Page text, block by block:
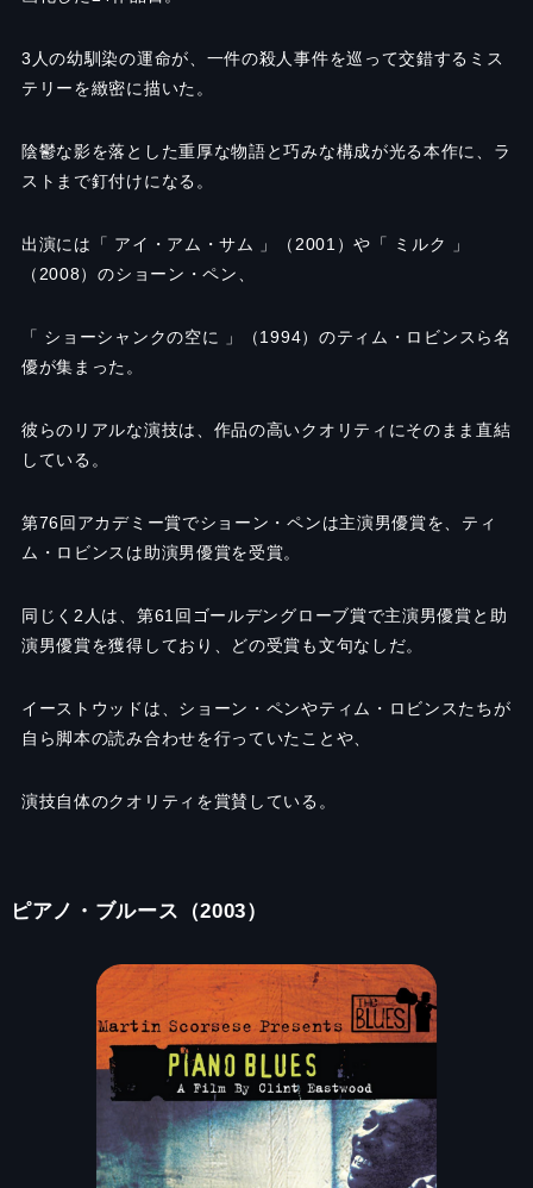
3人の幼馴染の運命が、一件の殺人事件を巡って交錯するミス
テリーを緻密に描いた。
陰鬱な影を落とした重厚な物語と巧みな構成が光る本作に、ラ
ストまで釘付けになる。
出演には「 アイ・アム・サム 」（2001）や「 ミルク 」
（2008）のショーン・ペン、
「 ショーシャンクの空に 」（1994）のティム・ロビンスら名
優が集まった。
彼らのリアルな演技は、作品の高いクオリティにそのまま直結
している。
第76回アカデミー賞でショーン・ペンは主演男優賞を、ティ
ム・ロビンスは助演男優賞を受賞。
同じく2人は、第61回ゴールデングローブ賞で主演男優賞と助
演男優賞を獲得しており、どの受賞も文句なしだ。
イーストウッドは、ショーン・ペンやティム・ロビンスたちが
自ら脚本の読み合わせを行っていたことや、
演技自体のクオリティを賞賛している。
ピアノ・ブルース（2003）